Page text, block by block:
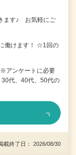
ます♪ お気軽にご
働けます！ ☆1回の
アンケートに必要
代、40代、50代の
終了日： 2026/08/30